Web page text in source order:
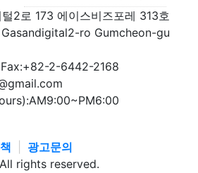
2로 173 에이스비즈포레 313호
ro Gumcheon-gu
2-6442-2168
광고문의
rights reserved.